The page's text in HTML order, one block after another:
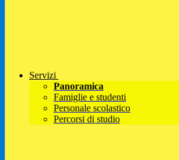
Servizi
Panoramica
Famiglie e studenti
Personale scolastico
Percorsi di studio